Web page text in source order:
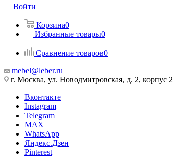
Войти
Корзина0
Избранные товары0
Сравнение товаров0
mebel@leber.ru
г. Москва, ул. Новодмитровская, д. 2, корпус 2
Вконтакте
Instagram
Telegram
MAX
WhatsApp
Яндекс.Дзен
Pinterest